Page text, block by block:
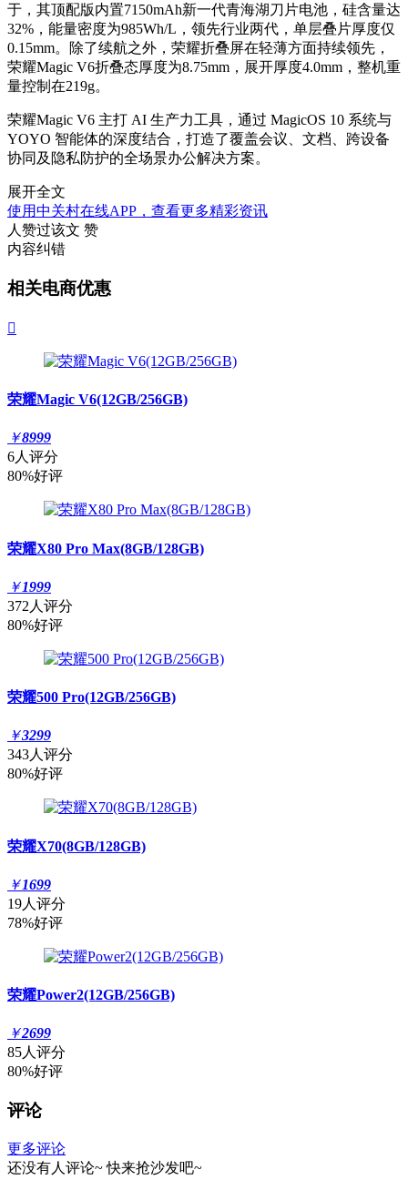
于，其顶配版内置7150mAh新一代青海湖刀片电池，硅含量达
32%，能量密度为985Wh/L，领先行业两代，单层叠片厚度仅
0.15mm。除了续航之外，荣耀折叠屏在轻薄方面持续领先，
荣耀Magic V6折叠态厚度为8.75mm，展开厚度4.0mm，整机重
量控制在219g。
荣耀Magic V6 主打 AI 生产力工具，通过 MagicOS 10 系统与
YOYO 智能体的深度结合，打造了覆盖会议、文档、跨设备
协同及隐私防护的全场景办公解决方案。
展开全文
使用中关村在线APP，查看更多精彩资讯
人赞过该文 赞
内容纠错
相关电商优惠

荣耀Magic V6(12GB/256GB)
￥8999
6人评分
80%好评
荣耀X80 Pro Max(8GB/128GB)
￥1999
372人评分
80%好评
荣耀500 Pro(12GB/256GB)
￥3299
343人评分
80%好评
荣耀X70(8GB/128GB)
￥1699
19人评分
78%好评
荣耀Power2(12GB/256GB)
￥2699
85人评分
80%好评
评论
更多评论
还没有人评论~ 快来抢沙发吧~